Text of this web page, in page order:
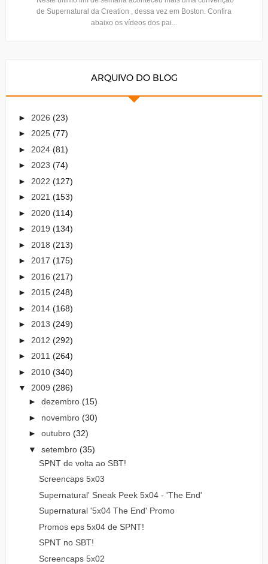
de Supernatural da Creation , dessa vez em Boston. Confira
abaixo os vídeos dos pai...
ARQUIVO DO BLOG
► 2026 (23)
► 2025 (77)
► 2024 (81)
► 2023 (74)
► 2022 (127)
► 2021 (153)
► 2020 (114)
► 2019 (134)
► 2018 (213)
► 2017 (175)
► 2016 (217)
► 2015 (248)
► 2014 (168)
► 2013 (249)
► 2012 (292)
► 2011 (264)
► 2010 (340)
▼ 2009 (286)
► dezembro (15)
► novembro (30)
► outubro (32)
▼ setembro (35)
SPNT de volta ao SBT!
Screencaps 5x03
Supernatural' Sneak Peek 5x04 - 'The End'
Supernatural '5x04 The End' Promo
Promos eps 5x04 de SPNT!
SPNT no SBT!
Screencaps 5x02